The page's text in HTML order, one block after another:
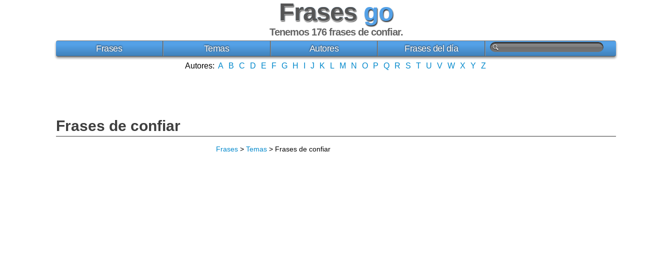
Frases go
Tenemos 176frases de confiar.
Frases Temas Autores Frases del día
Autores: A B C D E F G H J K L M N O P Q R S T U V W X Y Z
Frases de confiar
Frases > Temas > Frases de confiar